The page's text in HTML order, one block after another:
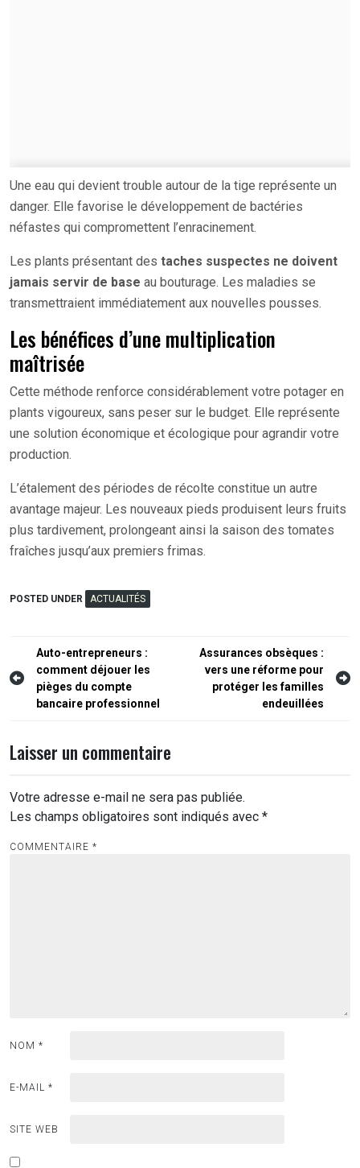
Une eau qui devient trouble autour de la tige représente un
danger. Elle favorise le développement de bactéries
néfastes qui compromettent l’enracinement.
Les plants présentant des taches suspectes ne doivent
jamais servir de base au bouturage. Les maladies se
transmettraient immédiatement aux nouvelles pousses.
Les bénéfices d’une multiplication
maîtrisée
Cette méthode renforce considérablement votre potager en
plants vigoureux, sans peser sur le budget. Elle représente
une solution économique et écologique pour agrandir votre
production.
L’étalement des périodes de récolte constitue un autre
avantage majeur. Les nouveaux pieds produisent leurs fruits
plus tardivement, prolongeant ainsi la saison des tomates
fraîches jusqu’aux premiers frimas.
POSTED UNDER ACTUALITÉS
Navigation
de
l’article
Auto-entrepreneurs :
comment déjouer les
pièges du compte
bancaire professionnel
Assurances obsèques :
vers une réforme pour
protéger les familles
endeuillées
Laisser un commentaire
Votre adresse e-mail ne sera pas publiée.
Les champs obligatoires sont indiqués avec *
COMMENTAIRE *
NOM *
E-MAIL *
SITE WEB